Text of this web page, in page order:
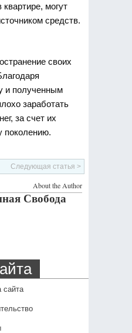
могут
средств.
своих
и полученным
заработать
за счет их
поколению.
Следующая статья >
About the Author
Свобода
сайта